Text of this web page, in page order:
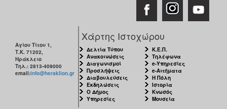
Αγίου Τίτου 1,
Τ.Κ. 71202,
Ηράκλειο
Τηλ.: 2813-409000
email:info@heraklion.gr
Χάρτης Ιστοχώρου
Δελτία Τύπου
Ανακοινώσεις
Διαγωνισμοί
Προσλήψεις
Διαβουλεύσεις
Εκδηλώσεις
Ο Δήμος
Υπηρεσίες
Κ.Ε.Π.
Τηλέφωνα
e-Υπηρεσίες
e-Αιτήματα
Η Πόλη
Ιστορία
Κνωσός
Μουσεία